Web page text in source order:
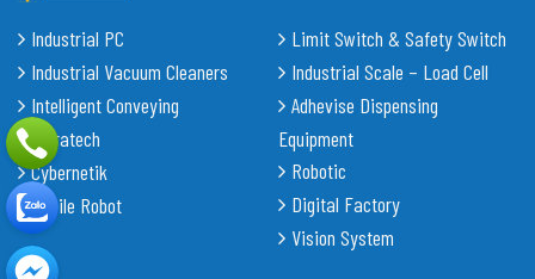
Industrial PC
Industrial Vacuum Cleaners
Intelligent Conveying
Shiratech
Cybernetik
Mobile Robot
Limit Switch & Safety Switch
Industrial Scale – Load Cell
Adhevise Dispensing
Equipment
Robotic
Digital Factory
Vision System